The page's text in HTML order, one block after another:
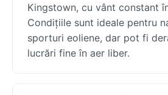
Kingstown, cu vânt constant
Condițiile sunt ideale pentru
sporturi eoliene, dar pot fi
lucrări fine în aer liber.